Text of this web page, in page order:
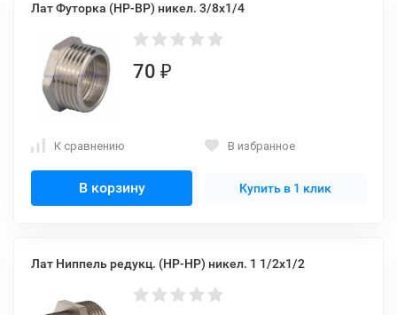
Лат Футорка (НР-ВР) никел. 3/8x1/4
70 ₽
К сравнению В избранное
В корзину Купить в 1 клик
Лат Ниппель редукц. (НР-НР) никел. 1 1/2x1/2